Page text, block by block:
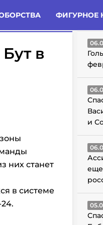
ФИГУРНОЕ
в
них станет
в системе
и
еще